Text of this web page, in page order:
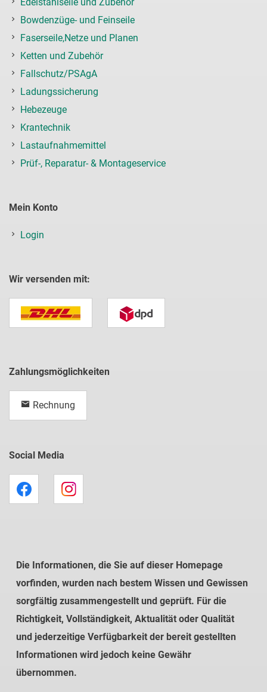
Bowdenzüge- und Feinseile
Faserseile,Netze und Planen
Ketten und Zubehör
Fallschutz/PSAgA
Ladungssicherung
Hebezeuge
Krantechnik
Lastaufnahmemittel
Prüf-, Reparatur- & Montageservice
Mein Konto
Login
Wir versenden mit:
Zahlungsmöglichkeiten
Rechnung
Social Media
Die Informationen, die Sie auf dieser Homepage
vorfinden, wurden nach bestem Wissen und Gewissen
sorgfältig zusammengestellt und geprüft. Für die
Richtigkeit, Vollständigkeit, Aktualität oder Qualität
und jederzeitige Verfügbarkeit der bereit gestellten
Informationen wird jedoch keine Gewähr
übernommen.